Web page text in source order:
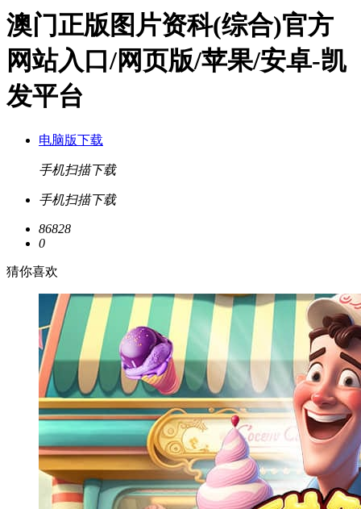
澳门正版图片资科(综合)官方
网站入口/网页版/苹果/安卓-凯
发平台
电脑版下载
手机扫描下载
手机扫描下载
86828
0
猜你喜欢